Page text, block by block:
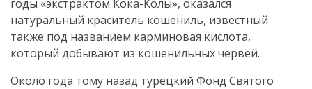
годы «экстрактом Кока-Колы», оказался
натуральный краситель кошениль, известный
также под названием карминовая кислота,
который добывают из кошенильных червей.
Около года тому назад турецкий Фонд Святого